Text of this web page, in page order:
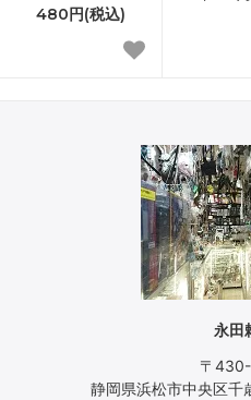
480円(税込)
永田
〒
静岡県浜松市中央区